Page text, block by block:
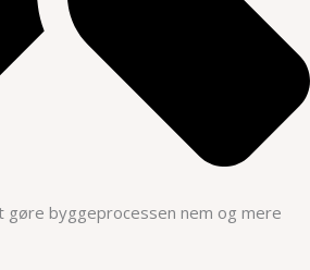
gøre byggeprocessen nem og mere